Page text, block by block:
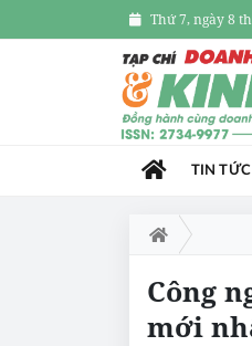
Thứ 7, ngày 8
TIN TỨC
Công
mới